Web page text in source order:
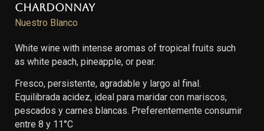
Chardonnay
Nuestro Blanco
White wine with intense aromas of tropical fruits such
as white peach, pineapple, or pear.
Fresco, persistente, agradable y largo al final.
Equilibrada acidez, ideal para maridar con mariscos,
pescados y carnes blancas. Preferentemente consumir
entre 8 y 11°C